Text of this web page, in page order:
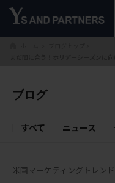
ブログ
すべて ニュース
米国マーケティングトレン